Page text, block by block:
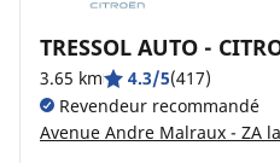
TRESSOL AUTO -
3.65 km 4.3/5(417)
Revendeur recommandé